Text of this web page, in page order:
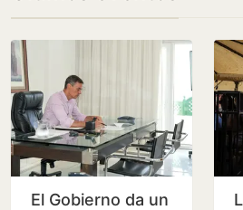
El Gobierno da un